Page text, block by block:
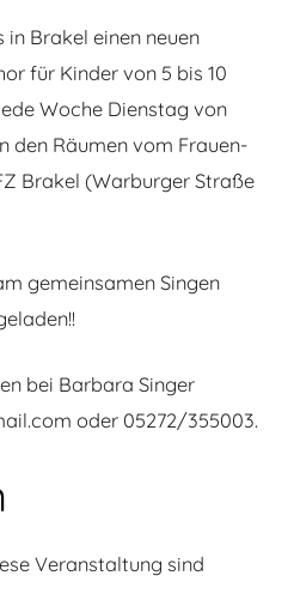
in Brakel einen neuen
für Kinder von 5 bis10
Woche Dienstag von
den Räumen vom Frauen-
Brakel (Warburger Straße
gemeinsamen Singen
bei Barbara Singer
oder 05272/355003.
Veranstaltung sind